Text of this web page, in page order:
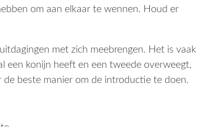
om aan elkaar te wennen. Houd er
met zich meebrengen. Het is vaak
een konijn heeft en een tweede overweegt,
beste manier om de introductie te doen.